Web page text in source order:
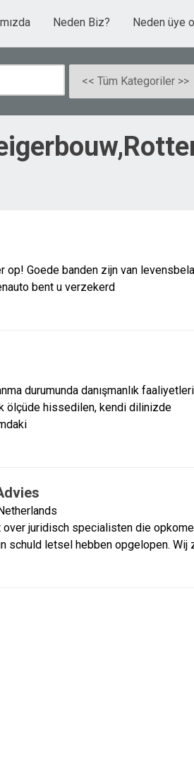
Neden Biz? Neden üye
Goede banden zijn van
bent u verzekerd
durumunda danışmanlık faaliyetleri
ölçüde hissedilen, kendi dilinizde
juridisch specialisten die
schuld letsel hebben opgelopen. Wij